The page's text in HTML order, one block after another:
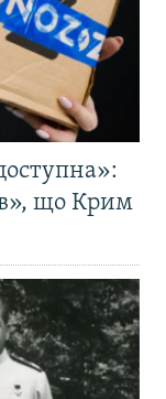
що Крим